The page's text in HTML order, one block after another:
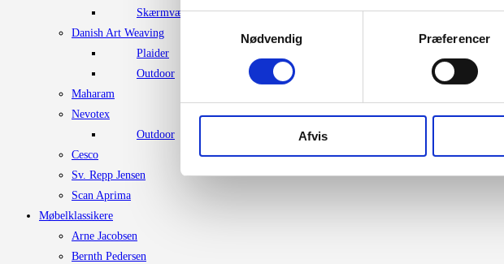
Samtykkevalg
Nødvendig
Præferencer
Afvis
Skærmvægstof
Danish Art Weaving
Plaider
Outdoor
Maharam
Nevotex
Outdoor
Cesco
Sv. Repp Jensen
Scan Aprima
Møbelklassikere
Arne Jacobsen
Bernth Pedersen